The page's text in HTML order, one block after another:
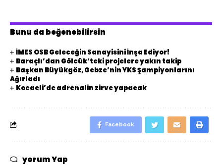
Bunu da beğenebilirsin
İMES OSB Geleceğin Sanayisini İnşa Ediyor!
Baraçlı’dan Gölcük’teki projelere yakın takip
Başkan Büyükgöz, Gebze’nin YKS Şampiyonlarını
Ağırladı
Kocaeli’de adrenalin zirve yapacak
Facebook
yorum Yap